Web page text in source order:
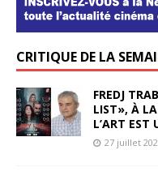
CRITIQUE DE LA
FREDJ
LIST», À LA
L’ART EST
27 juillet